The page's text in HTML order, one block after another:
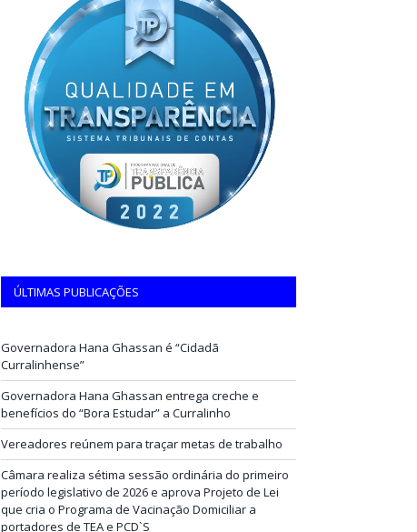
ÚLTIMAS PUBLICAÇÕES
Governadora Hana Ghassan é “Cidadã
Curralinhense”
Governadora Hana Ghassan entrega creche e
benefícios do “Bora Estudar” a Curralinho
Vereadores reúnem para traçar metas de trabalho
Câmara realiza sétima sessão ordinária do primeiro
período legislativo de 2026 e aprova Projeto de Lei
que cria o Programa de Vacinação Domiciliar a
portadores de TEA e PCD`S